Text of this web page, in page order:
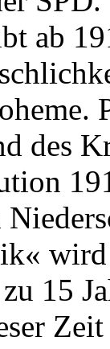
ab
des
15